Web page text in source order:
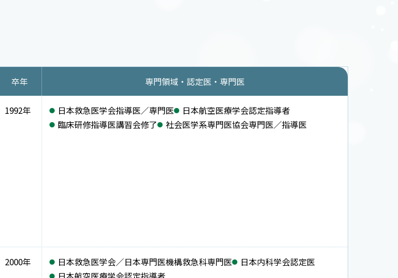
卒年 専門領域・認定医・専門医
1992年 日本救急医学会指導医／専門医
日本航空医療学会認定指導者
臨床研修指導医講習会修了
社会医学系専門医協会専門医／指導医
2000年 日本救急医学会／日本専門医機構救急科専門医
日本内科学会認定医